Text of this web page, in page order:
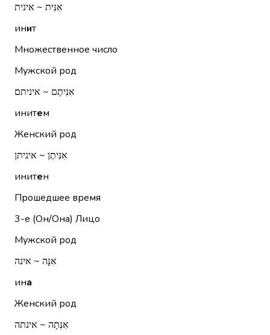
אִנִּית ~ אינית
инит
Множественное число
Мужской род
אִנִּיתֶם ~ איניתם
инитем
Женский род
אִנִּיתֶן ~ איניתן
инитен
Прошедшее время
3-е (Он/Она) Лицо
Мужской род
אִנָּה ~ אינה
ина
Женский род
אִנְּתָה ~ אינתה